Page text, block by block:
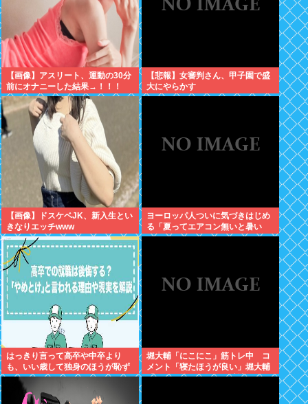
【画像】アスリート、運動の30分
前にオナニーした結果→！！！
【悲報】女審判さん、甲子園で盛
大にやらかす
【画像】ドスケベJK、新入生とい
きなりエッチwww
ヨーロッパ人ついに気づきはじめ
る「夏ってエアコン無いと暑い
わ」
はっきり言って高卒や中卒より
も、いい歳して独身のほうが恥ず
かしいよな
堀大輔「にこにこ」筋トレ中 コ
メント「寝たほうが良い」堀大輔
「！！」筋トレ器具を破壊